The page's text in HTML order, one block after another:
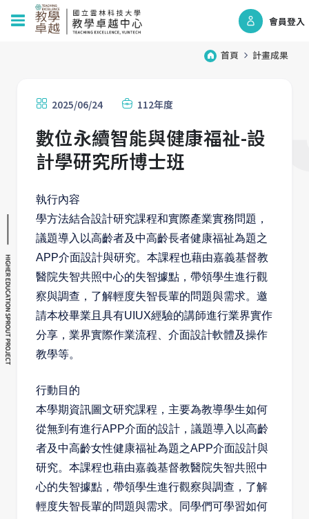
會員登入
首頁 計畫成果
2025/06/24 112年度
數位永續智能與健康福祉-設
計學研究所博士班
執行內容
學方法結合設計研究課程和實際產業實務問題，
議題導入以高齡者及中高齡長者健康福祉為題之
APP介面設計與研究。本課程也藉由嘉義基督教
醫院失智共照中心的失智據點，帶領學生進行觀
察與調查，了解輕度失智長輩的問題與需求。邀
請本校畢業且具有UIUX經驗的講師進行業界實作
分享，業界實際作業流程、介面設計軟體及操作
教學等。
行動目的
本學期資訊圖文研究課程，主要為教導學生如何
從無到有進行APP介面的設計，議題導入以高齡
者及中高齡女性健康福祉為題之APP介面設計與
研究。本課程也藉由嘉義基督教醫院失智共照中
心的失智據點，帶領學生進行觀察與調查，了解
輕度失智長輩的問題與需求。同學們可學習如何